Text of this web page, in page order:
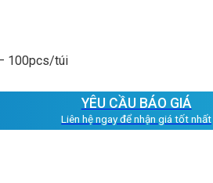
100pcs/túi
YÊU CẦU BÁO GIÁ
Liên hệ ngay để nhận giá tốt nhất